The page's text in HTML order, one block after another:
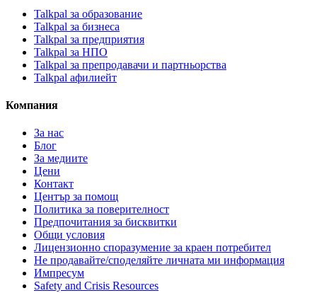
Talkpal за образование
Talkpal за бизнеса
Talkpal за предприятия
Talkpal за НПО
Talkpal за препродавачи и партньорства
Talkpal афилиейт
Компания
За нас
Блог
За медиите
Цени
Контакт
Център за помощ
Политика за поверителност
Предпочитания за бисквитки
Общи условия
Лицензионно споразумение за краен потребител
Не продавайте/споделяйте личната ми информация
Импресум
Safety and Crisis Resources